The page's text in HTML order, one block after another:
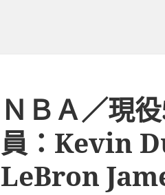
ＮＢＡ／現
員：Kevin
LeBron